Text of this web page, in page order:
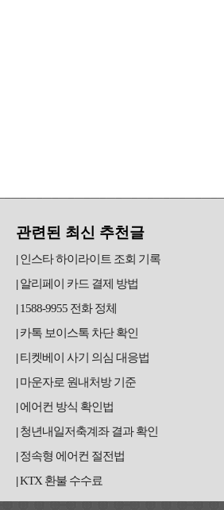
관련된 최신 추천글
인스타 하이라이트 조회 기록
알리페이 카드 결제 방법
1588-9955 전화 정체
카톡 보이스톡 차단 확인
티켓베이 사기 의심 대응법
마운자로 원내처방 기준
에어컨 방식 확인법
청년내일저축계좌 결과 확인
정속형 에어컨 절전법
KTX 환불 수수료